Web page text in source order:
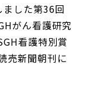
ら
した第36回
がん看護研究
看護特別賞
売新聞朝刊に